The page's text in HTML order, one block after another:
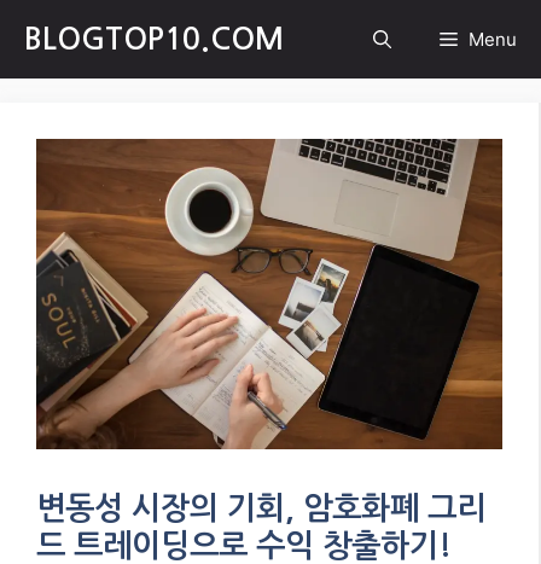
content
BLOGTOP10.COM Menu
변동성 시장의 기회, 암호화폐 그리
드 트레이딩으로 수익 창출하기!